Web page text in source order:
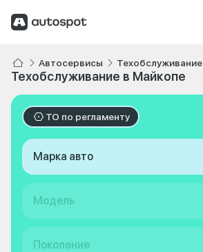
Автосервисы Техобслуживание
Техобслуживание в Майкопе
ТО по регламенту
Марка авто
Модель
Поколение